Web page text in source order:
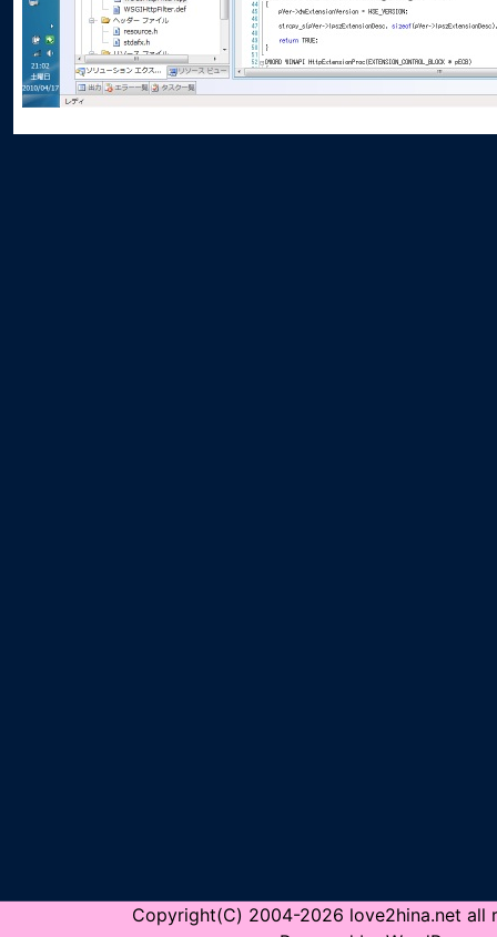
Copyright(C) 2004-2026 love2hina.net all